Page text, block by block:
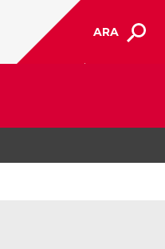
ARA